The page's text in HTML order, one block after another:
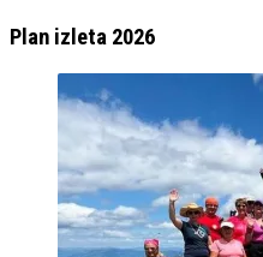
Plan izleta 2026